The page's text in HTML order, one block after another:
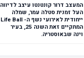
המעצב דרור קונטנטו עיצב לדיווה
העל זמנית סטלה עמר, שמלה
ייחודית לאירועי נשף ה- Life Ball
המתקיים זאת השנה 25, בעיר
וינה שבאוסטריה.